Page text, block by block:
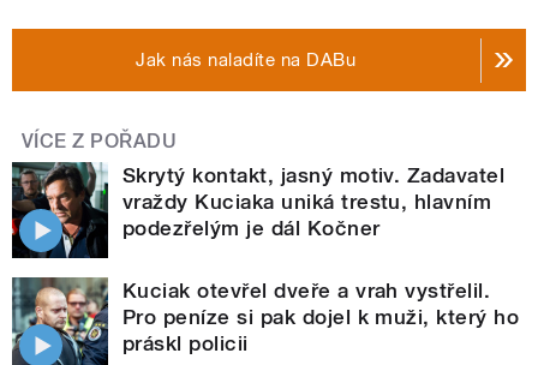
Jak nás naladíte na DABu
VÍCE Z POŘADU
Skrytý kontakt, jasný motiv. Zadavatel
vraždy Kuciaka uniká trestu, hlavním
podezřelým je dál Kočner
Kuciak otevřel dveře a vrah vystřelil.
Pro peníze si pak dojel k muži, který ho
práskl policii